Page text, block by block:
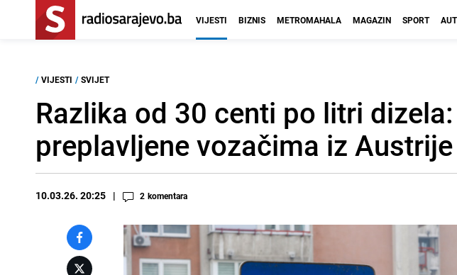
VIJESTI BIZNIS METROMAHALA MAGAZIN SPORT
/ VIJESTI / SVIJET
Razlika od 30 centi po litri
preplavljene vozačima iz Austrije
10.03.26. 20:25 2 komentara